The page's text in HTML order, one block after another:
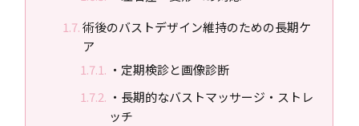
術後のバストデザイン維持のための長期ケ
ア
・定期検診と画像診断
・長期的なバストマッサージ・ストレ
ッチ